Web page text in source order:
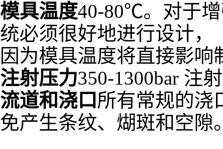
模具温度40-80℃。对于
统必须很好地进行设计，
因为模具温度将直接影
注射压力350-1300bar 注
流道和浇口 所有常规的浇
免产生条纹、煳斑和空隙